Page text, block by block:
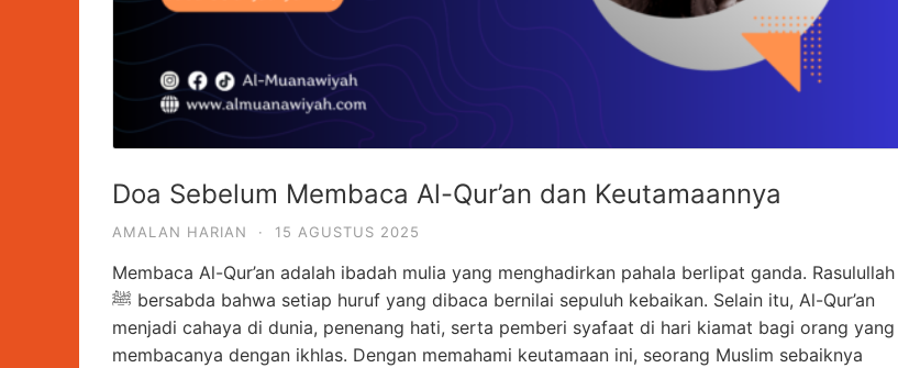
Doa Sebelum Membaca Al-Qur’an dan Keutamaannya
AMALAN HARIAN · 15 AGUSTUS 2025
Membaca Al-Qur’an adalah ibadah mulia yang menghadirkan pahala berlipat ganda. Rasulullah
ﷺ bersabda bahwa setiap huruf yang dibaca bernilai sepuluh kebaikan. Selain itu, Al-Qur’an
menjadi cahaya di dunia, penenang hati, serta pemberi syafaat di hari kiamat bagi orang yang
membacanya dengan ikhlas. Dengan memahami keutamaan ini, seorang Muslim sebaiknya